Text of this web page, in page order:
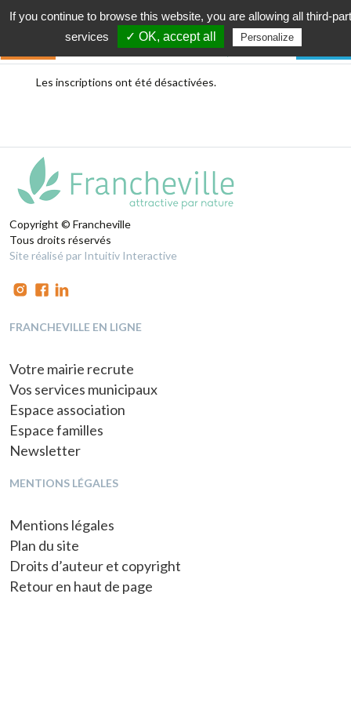
Les inscriptions ont été désactivées.
Copyright © Francheville
Tous droits réservés
Site réalisé par Intuitiv Interactive
FRANCHEVILLE EN LIGNE
Votre mairie recrute
Vos services municipaux
Espace association
Espace familles
Newsletter
MENTIONS LÉGALES
Mentions légales
Plan du site
Droits d’auteur et copyright
Retour en haut de page
If you continue to browse this website, you are allowing all third-
services
✓ OK, accept all Personalize